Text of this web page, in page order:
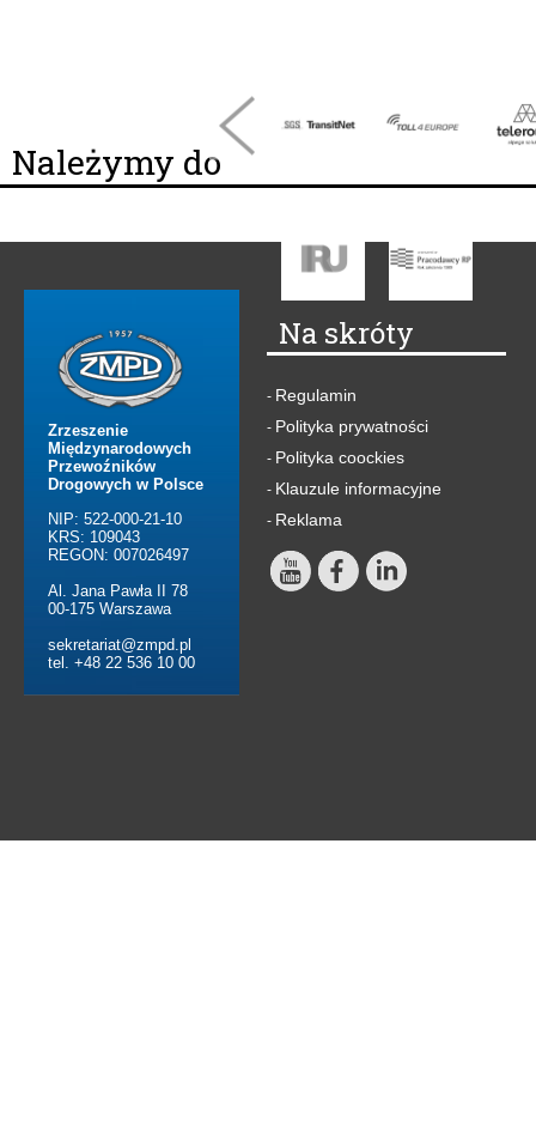
Należymy do
Zrzeszenie
Międzynarodowych
Przewoźników
Drogowych w Polsce
NIP: 522-000-21-10
KRS: 109043
REGON: 007026497
Al. Jana Pawła II 78
00-175 Warszawa
sekretariat@zmpd.pl
tel. +48 22 536 10 00
Na skróty
- Regulamin
- Polityka prywatności
- Polityka coockies
- Klauzule informacyjne
- Reklama